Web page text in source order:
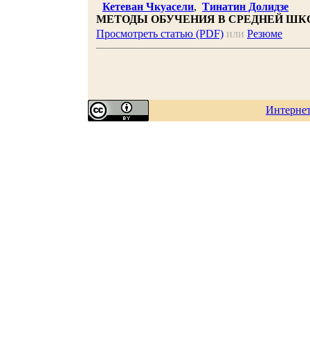
Кетеван Чкуасели, Тинатин Долидзе
МЕТОДЫ ОБУЧЕНИЯ В СРЕДНЕЙ
Просмотреть статью (PDF) или Резюме